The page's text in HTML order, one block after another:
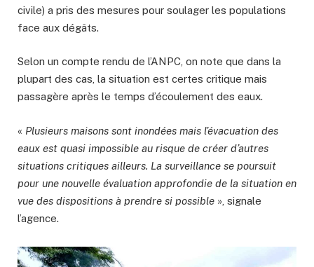
civile) a pris des mesures pour soulager les populations
face aux dégâts.
Selon un compte rendu de l’ANPC, on note que dans la
plupart des cas, la situation est certes critique mais
passagère après le temps d’écoulement des eaux.
« Plusieurs maisons sont inondées mais l’évacuation des
eaux est quasi impossible au risque de créer d’autres
situations critiques ailleurs. La surveillance se poursuit
pour une nouvelle évaluation approfondie de la situation en
vue des dispositions à prendre si possible », signale
l’agence.